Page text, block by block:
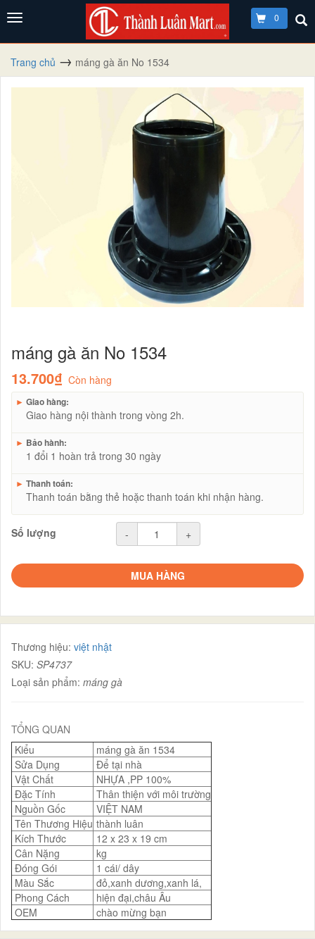
0
Trang chủ máng gà ăn No 1534
máng gà ăn No 1534
13.700₫ Còn hàng
► Giao hàng:
Giao hàng nội thành trong vòng 2h.
► Bảo hành:
1 đổi 1 hoàn trả trong 30 ngày
► Thanh toán:
Thanh toán bằng thẻ hoặc thanh toán khi nhận hàng.
Số lượng - +
MUA HÀNG
Thương hiệu: việt nhật
SKU: SP4737
Loại sản phẩm: máng gà
TỔNG QUAN
Kiểu
máng gà ăn 1534
Sửa Dụng
Để tại nhà
Vật Chất
NHỰA ,PP 100%
Đặc Tính
Thân thiện với môi trường
Nguồn Gốc
VIỆT NAM
Tên Thương Hiệu thành luân
Kích Thước
12 x 23 x 19 cm
Cân Nặng
kg
Đóng Gói
1 cái/ dây
Màu Sắc
đỏ,xanh dương,xanh lá,
Phong Cách
hiện đại,châu Âu
OEM
chào mừng bạn